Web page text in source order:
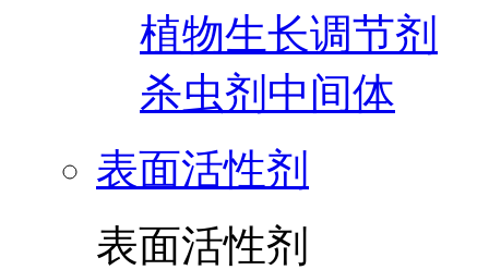
植物生长调节剂
杀虫剂中间体
表面活性剂
表面活性剂